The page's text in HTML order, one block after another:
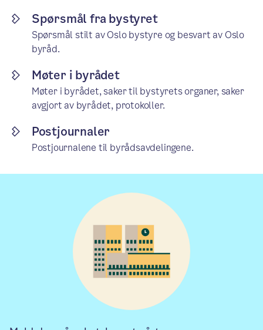
Spørsmål fra bystyret
Spørsmål stilt av Oslo bystyre og besvart av Oslo
byråd.
Møter i byrådet
Møter i byrådet, saker til bystyrets organer, saker
avgjort av byrådet, protokoller.
Postjournaler
Postjournalene til byrådsavdelingene.